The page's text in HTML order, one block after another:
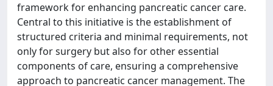
framework for enhancing pancreatic cancer care.
Central to this initiative is the establishment of
structured criteria and minimal requirements, not
only for surgery but also for other essential
components of care, ensuring a comprehensive
approach to pancreatic cancer management. The